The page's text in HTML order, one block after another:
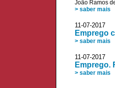
João Ramos
> saber mais
11-07-2017
Emprego
> saber mais
11-07-
Emprego.
> saber mais